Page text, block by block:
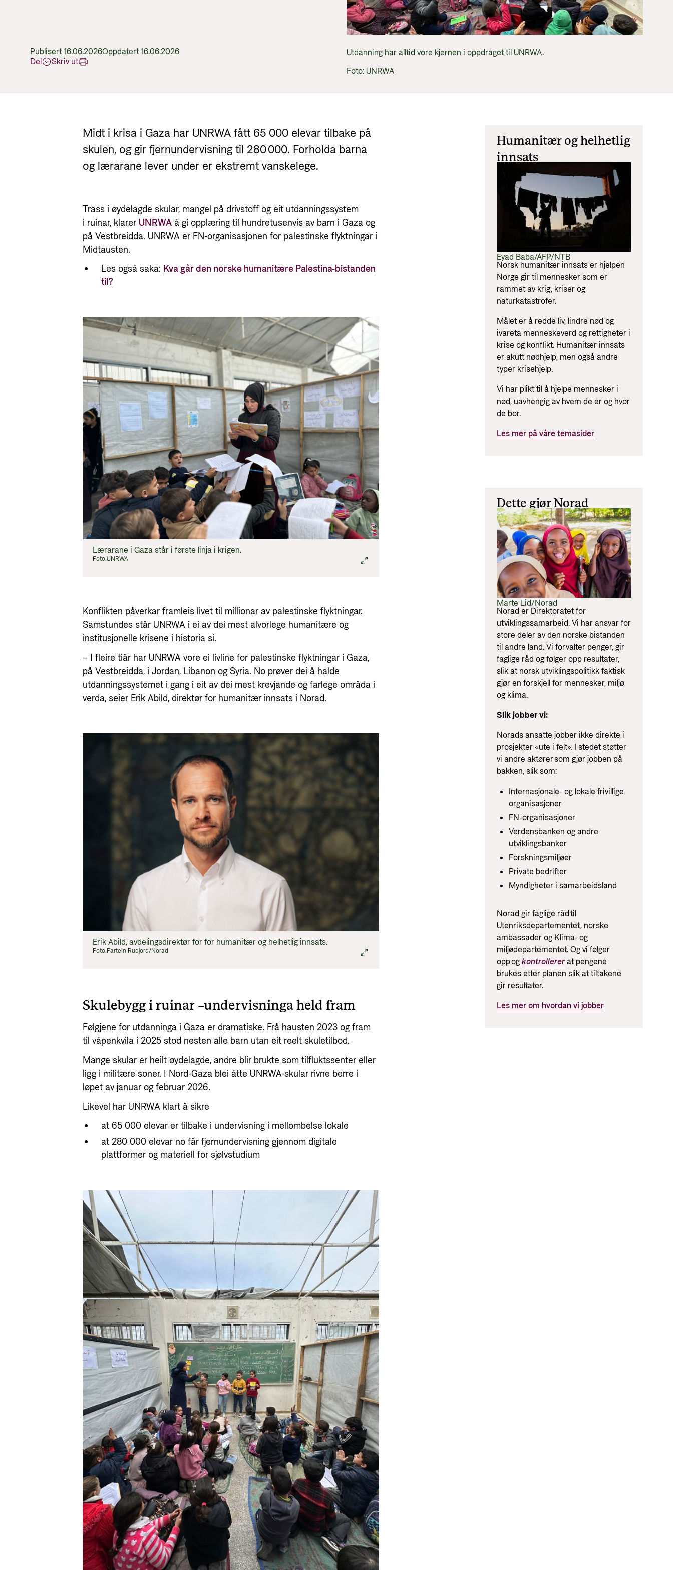
Styresett og økonomisk utvikling
Publisert 16.06.2026Oppdatert 16.06.2026
Del
Skriv ut
Utdanning har alltid vore kjernen i oppdraget til UNRWA.
Foto: UNRWA
Midt i krisa i Gaza har UNRWA fått 65 000 elevar tilbake på
skulen, og gir fjernundervisning til 280 000. Forholda barna
og lærarane lever under er ekstremt vanskelege.
Trass i øydelagde skular, mangel på drivstoff og eit utdanningssystem
i ruinar, klarer UNRWA å gi opplæring til hundretusenvis av barn i Gaza og
på Vestbreidda. UNRWA er FN-organisasjonen for palestinske flyktningar i
Midtausten.
Les også saka: Kva går den norske humanitære Palestina-bistanden
til?
Lærarane i Gaza står i første linja i krigen.
Foto:UNRWA
Konflikten påverkar framleis livet til millionar av palestinske flyktningar.
Samstundes står UNRWA i ei av dei mest alvorlege humanitære og
institusjonelle krisene i historia si.
– I fleire tiår har UNRWA vore ei livline for palestinske flyktningar i Gaza,
på Vestbreidda, i Jordan, Libanon og Syria. No prøver dei å halde
utdanningssystemet i gang i eit av dei mest krevjande og farlege områda i
verda, seier Erik Abild, direktør for humanitær innsats i Norad.
Erik Abild, avdelingsdirektør for for humanitær og helhetlig innsats.
Foto:Fartein Rudjord/Norad
Skulebygg i ruinar –undervisninga held fram
Følgjene for utdanninga i Gaza er dramatiske. Frå hausten 2023 og fram
til våpenkvila i 2025 stod nesten alle barn utan eit reelt skuletilbod.
Mange skular er heilt øydelagde, andre blir brukte som tilfluktssenter eller
ligg i militære soner. I Nord-Gaza blei åtte UNRWA-skular rivne berre i
løpet av januar og februar 2026.
Likevel har UNRWA klart å sikre
at 65 000 elevar er tilbake i undervisning i mellombelse lokale
at 280 000 elevar no får fjernundervisning gjennom digitale
plattformer og materiell for sjølvstudium
Humanitær og helhetlig
innsats
Eyad Baba/AFP/NTB
Norsk humanitær innsats er hjelpen
Norge gir til mennesker som er
rammet av krig, kriser og
naturkatastrofer.
Målet er å redde liv, lindre nød og
ivareta menneskeverd og rettigheter i
krise og konflikt. Humanitær innsats
er akutt nødhjelp, men også andre
typer krisehjelp.
Vi har plikt til å hjelpe mennesker i
nød, uavhengig av hvem de er og hvor
de bor.
Les mer på våre temasider
Dette gjør Norad
Marte Lid/Norad
Norad er Direktoratet for
utviklingssamarbeid. Vi har ansvar for
store deler av den norske bistanden
til andre land. Vi forvalter penger, gir
faglige råd og følger opp resultater,
slik at norsk utviklingspolitikk faktisk
gjør en forskjell for mennesker, miljø
og klima.
Slik jobber vi:
Norads ansatte jobber ikke direkte i
prosjekter «ute i felt». I stedet støtter
vi andre aktører som gjør jobben på
bakken, slik som:
Internasjonale- og lokale frivillige
organisasjoner
FN-organisasjoner
Verdensbanken og andre
utviklingsbanker
Forskningsmiljøer
Private bedrifter
Myndigheter i samarbeidsland
Norad gir faglige råd til
Utenriksdepartementet, norske
ambassader og Klima- og
miljødepartementet. Og vi følger
opp ogkontrollererat pengene
brukes etter planen slik at tiltakene
gir resultater.
Les mer om hvordan vi jobber